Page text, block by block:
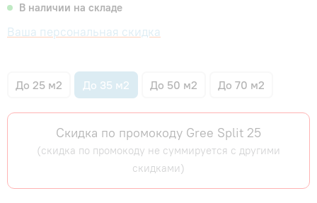
В наличии на складе
Ваша персональная скидка
До 25 м2 До 35 м2 До 50 м2 До 70 м2
Скидка по промокоду Gree Split 25
(скидка по промокоду не суммируется с другими
скидками)